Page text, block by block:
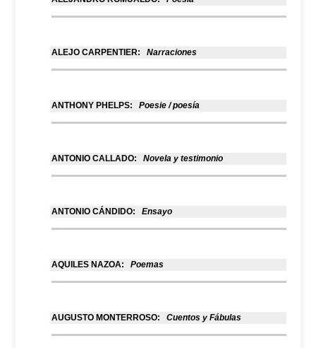
ALEJO CARPENTIER: Narraciones
ANTHONY PHELPS: Poesie / poesía
ANTONIO CALLADO: Novela y testimonio
ANTONIO CÁNDIDO: Ensayo
AQUILES NAZOA: Poemas
AUGUSTO MONTERROSO: Cuentos y Fábulas